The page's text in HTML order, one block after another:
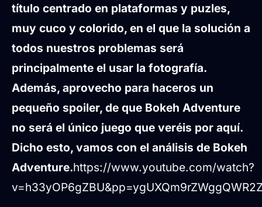
título centrado en plataformas y puzles,
muy cuco y colorido, en el que la solución a
todos nuestros problemas será
principalmente el usar la fotografía.
Además, aprovecho para haceros un
pequeño spoiler, de que Bokeh Adventure
no será el único juego que veréis por aquí.
Dicho esto, vamos con el análisis de Bokeh
Adventure.https://www.youtube.com/watch?